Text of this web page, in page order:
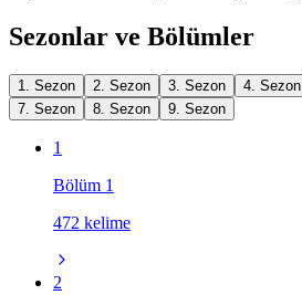
Sezonlar ve Bölümler
1. Sezon 2. Sezon 3. Sezon 4. Sezon
7. Sezon
8. Sezon 9. Sezon
1
Bölüm 1
472 kelime
2